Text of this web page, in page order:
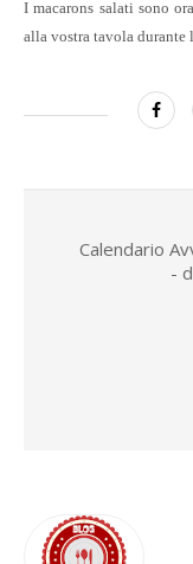
I macarons salati sono
alla vostra tavola
Calendario
-